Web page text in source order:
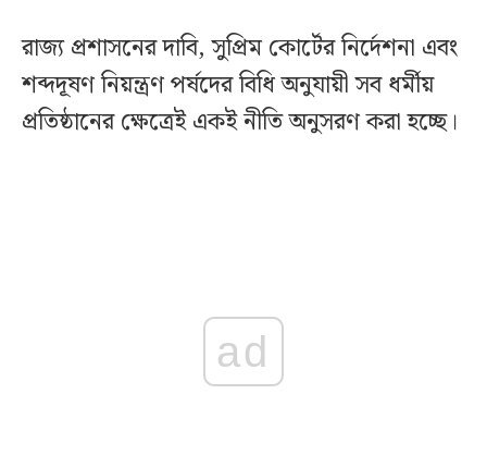
রাজ্য প্রশাসনের দাবি, সুপ্রিম কোর্টের নির্দেশনা এবং
শব্দদূষণ নিয়ন্ত্রণ পর্ষদের বিধি অনুযায়ী সব ধর্মীয়
প্রতিষ্ঠানের ক্ষেত্রেই একই নীতি অনুসরণ করা হচ্ছে।
ad